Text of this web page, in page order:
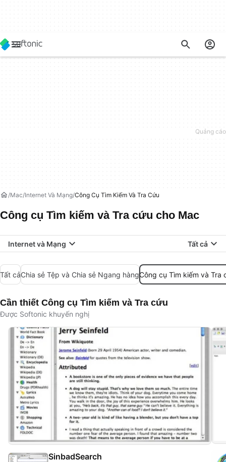
Mac Internet Và Mạng Công Cụ Tìm Kiếm Và Tra Cứu
Công cụ Tìm kiếm và Tra cứu cho Mac
Internet và Mạng Tất cả
Tất cảChia sẻ Tệp và Chia sẻ Ngang hàngCông cụ Tìm kiếm và Tra
Cần thiết Công cụ Tìm kiếm và Tra cứu
Được Softonic khuyến nghị
SinbadSearch